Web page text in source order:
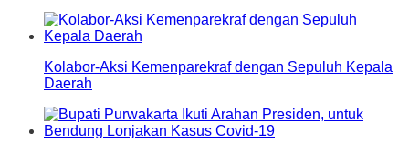
Kolabor-Aksi Kemenparekraf dengan Sepuluh Kepala
Daerah